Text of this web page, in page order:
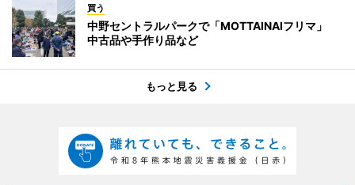
買う
中野セントラルパークで「MOTTAINAIフリマ」
中古品や手作り品など
もっと見る